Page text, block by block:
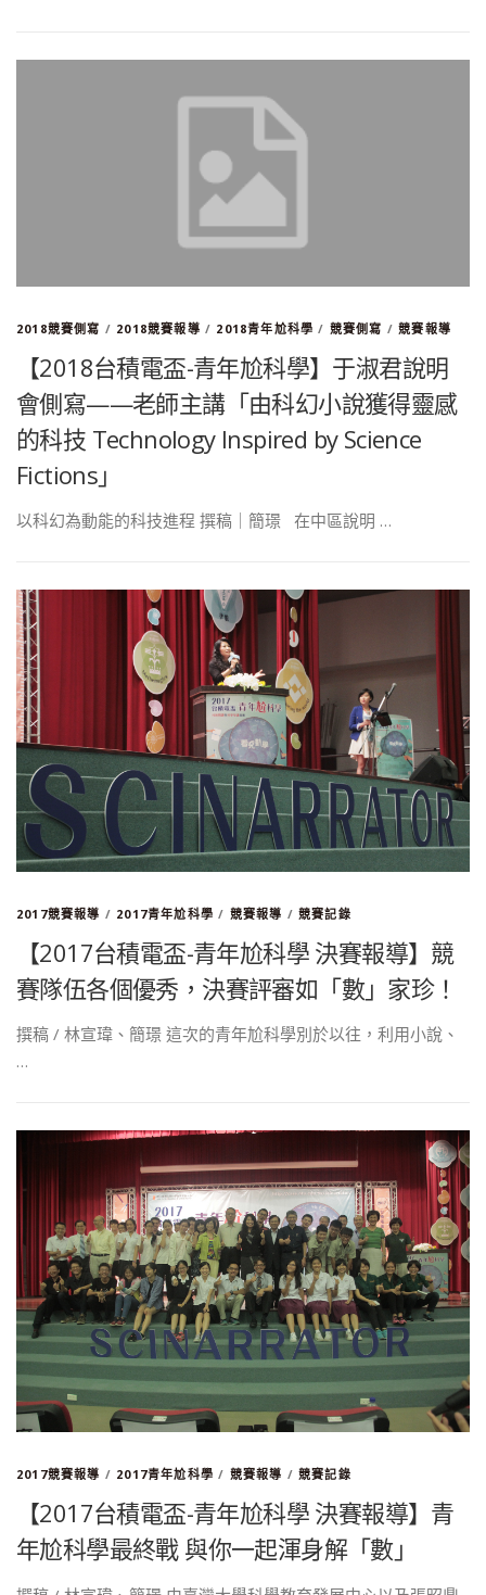
2018競賽側寫 / 2018競賽報導 / 2018青年尬科學 / 競賽側寫 /競賽報導
【2018台積電盃-青年尬科學】于淑君說明
會側寫——老師主講「由科幻小說獲得靈感
的科技 Technology Inspired by Science
Fictions」
以科幻為動能的科技進程 撰稿｜簡璟 在中區說明 …
2017競賽報導 / 2017青年尬科學 / 競賽報導 /競賽記錄
【2017台積電盃-青年尬科學 決賽報導】競
賽隊伍各個優秀，決賽評審如「數」家珍！
撰稿 / 林宣瑋、簡璟 這次的青年尬科學別於以往，利用小說、
…
2017競賽報導 / 2017青年尬科學 / 競賽報導 /競賽記錄
【2017台積電盃-青年尬科學 決賽報導】青
年尬科學最終戰 與你一起渾身解「數」